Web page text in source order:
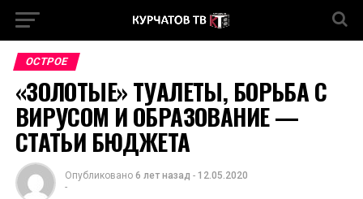
ОСТРОЕ
«ЗОЛОТЫЕ» ТУАЛЕТЫ, БОРЬБА С
ВИРУСОМ И ОБРАЗОВАНИЕ —
СТАТЬИ БЮДЖЕТА
Опубликовано 6 лет назад - 12.05.2020
-